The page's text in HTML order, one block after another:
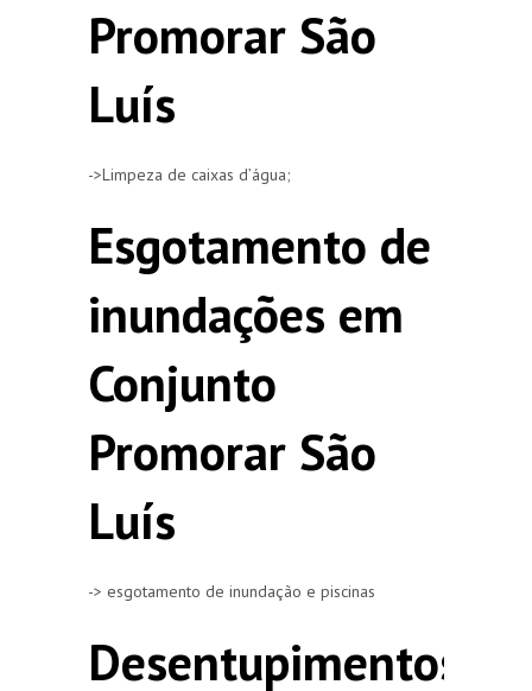
Promorar São
Luís
->Limpeza de caixas d’água;
Esgotamento de
inundações em
Conjunto
Promorar São
Luís
-> esgotamento de inundação e piscinas
Desentupimentos